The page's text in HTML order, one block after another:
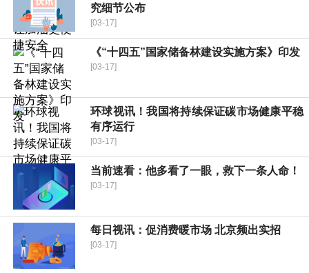
究细节公布
[03-17]
《“十四五”国家储备林建设实施方案》印发
[03-17]
环球视讯！我国将持续保证碳市场健康平稳
有序运行
[03-17]
当前速看：他多看了一眼，救下一条人命！
[03-17]
每日视讯：促消费暖市场 北京频出实招
[03-17]